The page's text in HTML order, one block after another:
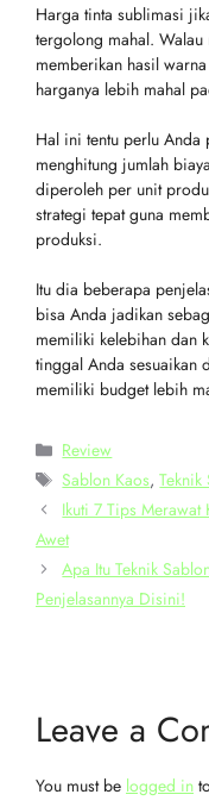
Harga tinta sublimasi
tergolong mahal.
memberikan hasil
harganya lebih mahal
Hal ini tentu perlu Anda
menghitung jumlah
diperoleh per unit
strategi tepat guna
produksi.
Itu dia beberapa
bisa Anda jadikan
memiliki kelebihan dan
tinggal Anda sesuaikan
memiliki budget lebih
Review
Sablon Kaos,Teknik
Ikuti 7 Tips
Awet
Apa Itu Teknik
Penjelasannya Disini!
Leave a
You must be logged in